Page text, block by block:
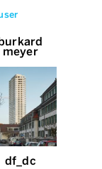
meyer
df_dc